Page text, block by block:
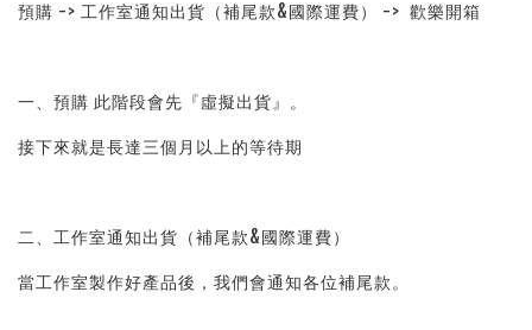
預購 -> 工作室通知出貨（補尾款&國際運費） ->  歡樂開箱
一、預購 此階段會先『虛擬出貨』。
接下來就是長達三個月以上的等待期
二、工作室通知出貨（補尾款&國際運費）
當工作室製作好產品後，我們會通知各位補尾款。